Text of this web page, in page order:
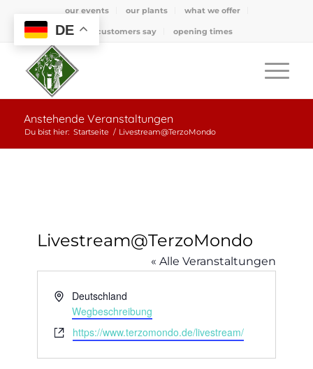
our events our plants what we offer
what customers say opening times
Anstehende Veranstaltungen
Du bist hier: Startseite / Livestream@TerzoMondo
Livestream@TerzoMondo
« Alle Veranstaltungen
AdresseDeutschland
Wegbeschreibung
Webseite
https://www.terzomondo.de/livestream/
DE